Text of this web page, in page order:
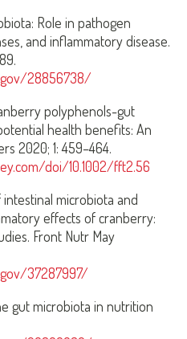
Role in pathogen
and inflammatory disease.
28856738/
polyphenols-gut
health benefits: An
2020; 1: 459–464.
doi/10.1002/fft2.56
microbiota and
effects of cranberry:
Front Nutr May
37287997/
gut microbiota in nutrition